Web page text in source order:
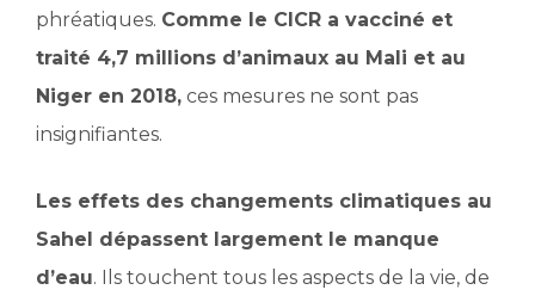
phréatiques. Comme le CICR a vacciné et
traité 4,7 millions d’animaux au Mali et au
Niger en 2018, ces mesures ne sont pas
insignifiantes.
Les effets des changements climatiques au
Sahel dépassent largement le manque
d’eau. Ils touchent tous les aspects de la vie, de